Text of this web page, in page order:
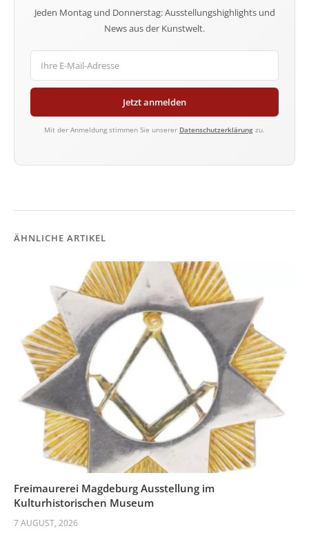
Jeden Montag und Donnerstag: Ausstellungshighlights und
News aus der Kunstwelt.
Jetzt anmelden
Mit der Anmeldung stimmen Sie unserer Datenschutzerklärung zu.
ÄHNLICHE ARTIKEL
Freimaurerei Magdeburg Ausstellung im
Kulturhistorischen Museum
7 AUGUST, 2026